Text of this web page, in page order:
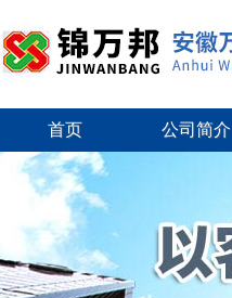
首页 公司简介